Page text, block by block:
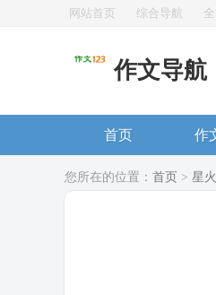
网站首页 综合导航
作文导航
首页 作
您所在的位置： 首页 > 星